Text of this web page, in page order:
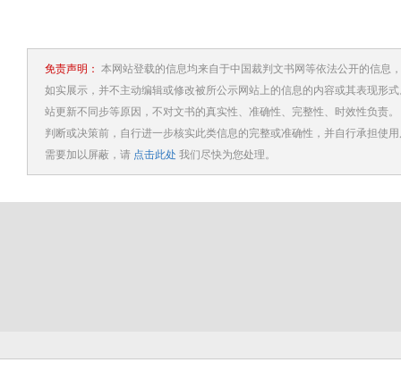
免责声明： 本网站登载的信息均来自于中国裁判文书网等依法公开的信息
如实展示，并不主动编辑或修改被所公示网站上的信息的内容或其表现形
站更新不同步等原因，不对文书的真实性、准确性、完整性、时效性负责
判断或决策前，自行进一步核实此类信息的完整或准确性，并自行承担使
需要加以屏蔽，请 点击此处 我们尽快为您处理。